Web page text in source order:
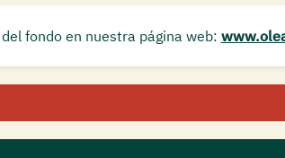
del fondo en nuestra página web: